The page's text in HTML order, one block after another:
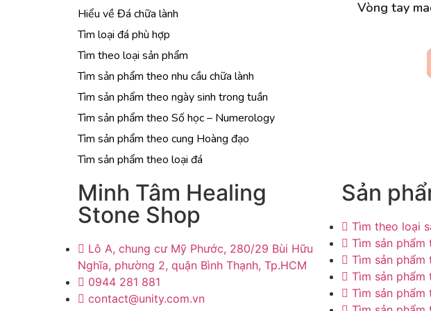
Hiểu về Đá chữa lành
Tìm loại đá phù hợp
Tìm theo loại sản phẩm
Tìm sản phẩm theo nhu cầu chữa lành
Tìm sản phẩm theo ngày sinh trong tuần
Tìm sản phẩm theo Số học – Numerology
Tìm sản phẩm theo cung Hoàng đạo
Tìm sản phẩm theo loại đá
Vòng tay
Minh Tâm Healing
Stone Shop
Lô A, chung cư Mỹ Phước, 280/29 Bùi Hữu
Nghĩa, phường 2, quận Bình Thạnh, Tp.HCM
0944 281 881
contact@unity.com.vn
Sản
Tìm theo loại
Tìm sản phẩm
Tìm sản
Tìm sản
Tìm sản phẩm